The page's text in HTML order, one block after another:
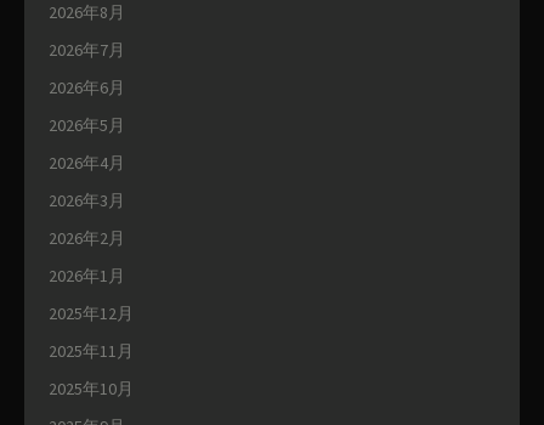
2026年8月
2026年7月
2026年6月
2026年5月
2026年4月
2026年3月
2026年2月
2026年1月
2025年12月
2025年11月
2025年10月